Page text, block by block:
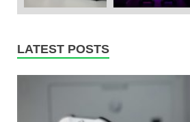
LATEST POSTS